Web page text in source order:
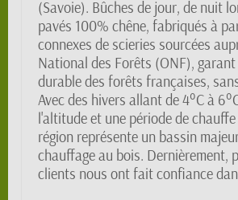
(Savoie). Bûches de jour, de nuit
pavés 100% chêne, fabriqués à
connexes de scieries sourcées
National des Forêts (ONF),
durable des forêts françaises,
Avec des hivers allant de 4°C à
l'altitude et une période de
région représente un bassin
chauffage au bois. Dernièrement,
clients nous ont fait confiance